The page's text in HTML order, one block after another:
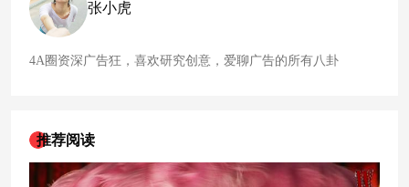
张小虎
4A圈资深广告狂，喜欢研究创意，爱聊广告的所有八卦
推荐阅读